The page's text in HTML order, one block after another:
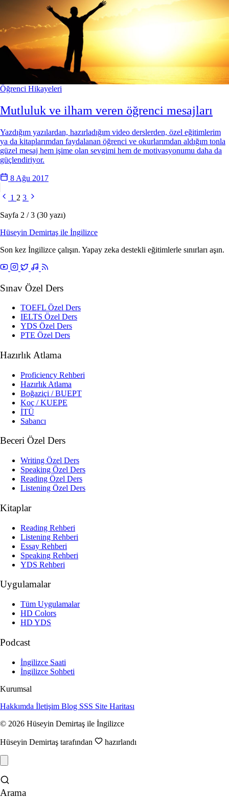
Öğrenci Hikayeleri
Mutluluk ve ilham veren öğrenci mesajları
Yazdığım yazılardan, hazırladığım video derslerden, özel eğitimlerim
ya da kitaplarımdan faydalanan öğrenci ve okurlarımdan aldığım tonla
güzel mesaj hem işime olan sevgimi hem de motivasyonumu daha da
güçlendiriyor.
8 Ağu 2017
1 2 3
Sayfa 2 / 3 (30 yazı)
Hüseyin Demirtaş ile İngilizce
Son kez İngilizce çalışın. Yapay zeka destekli eğitimlerle sınırları aşın.
Sınav Özel Ders
TOEFL Özel Ders
IELTS Özel Ders
YDS Özel Ders
PTE Özel Ders
Hazırlık Atlama
Proficiency Rehberi
Hazırlık Atlama
Boğaziçi / BUEPT
Koç / KUEPE
İTÜ
Sabancı
Beceri Özel Ders
Writing Özel Ders
Speaking Özel Ders
Reading Özel Ders
Listening Özel Ders
Kitaplar
Reading Rehberi
Listening Rehberi
Essay Rehberi
Speaking Rehberi
YDS Rehberi
Uygulamalar
Tüm Uygulamalar
HD Colors
HD YDS
Podcast
İngilizce Saati
İngilizce Sohbeti
Kurumsal
Hakkımda İletişim Blog SSS Site Haritası
© 2026 Hüseyin Demirtaş ile İngilizce
Hüseyin Demirtaş tarafından hazırlandı
Arama